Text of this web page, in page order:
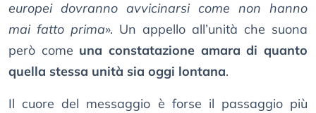
europei dovranno avvicinarsi come non hanno
mai fatto prima». Un appello all’unità che suona
però come una constatazione amara di quanto
quella stessa unità sia oggi lontana.
Il cuore del messaggio è forse il passaggio più